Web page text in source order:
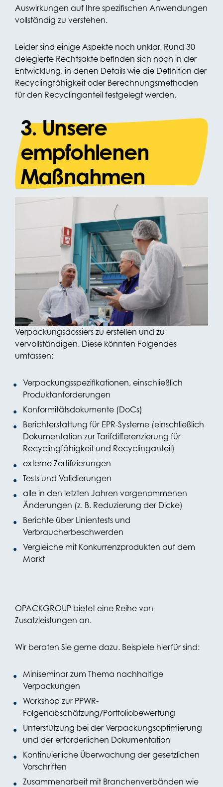
Auswirkungen auf Ihre spezifischen Anwendungen
vollständig zu verstehen.
Leider sind einige Aspekte noch unklar. Rund 30
delegierte Rechtsakte befinden sich noch in der
Entwicklung, in denen Details wie die Definition der
Recyclingfähigkeit oder Berechnungsmethoden
für den Recyclinganteil festgelegt werden.
3. Unsere
empfohlenen
Maßnahmen
Warten Sie nicht zu lange, bevor Sie Maßnahmen
ergreifen. Die ersten PPWR-Anforderungen treten
2026 in Kraft. Es ist wichtig, nicht nur
Primärverpackungen, sondern auch Sekundär-
und Tertiärverpackungen (z. B.
Palettenverpackungen) zu bewerten.
Wir empfehlen Ihnen, zunächst Ihre
Verpackungsdossiers zu erstellen und zu
vervollständigen. Diese könnten Folgendes
umfassen:
Verpackungsspezifikationen, einschließlich
Produktanforderungen
Konformitätsdokumente (DoCs)
Berichterstattung für EPR-Systeme (einschließlich
Dokumentation zur Tarifdifferenzierung für
Recyclingfähigkeit und Recyclinganteil)
externe Zertifizierungen
Tests und Validierungen
alle in den letzten Jahren vorgenommenen
Änderungen (z. B. Reduzierung der Dicke)
Berichte über Linientests und
Verbraucherbeschwerden
Vergleiche mit Konkurrenzprodukten auf dem
Markt
OPACKGROUP bietet eine Reihe von
Zusatzleistungen an.
Wir beraten Sie gerne dazu. Beispiele hierfür sind:
Miniseminar zum Thema nachhaltige
Verpackungen
Workshop zur PPWR-
Folgenabschätzung/Portfoliobewertung
Unterstützung bei der Verpackungsoptimierung
und der erforderlichen Dokumentation
Kontinuierliche Überwachung der gesetzlichen
Vorschriften
Zusammenarbeit mit Branchenverbänden wie